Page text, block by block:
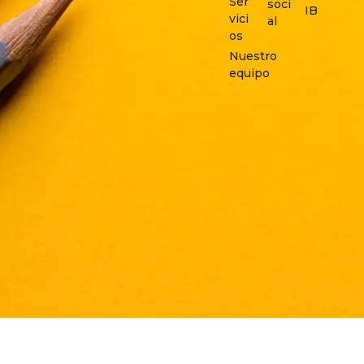
vici
os
Nuestro
equipo
soci
al
IB